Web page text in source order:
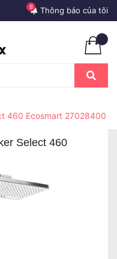
Thông báo của tôi
8
460 Ecosmart 27028400
Select 460